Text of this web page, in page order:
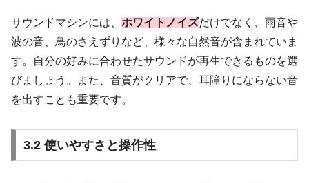
サウンドマシンには、 ホワイトノイズだけでなく、雨音や
波の音、鳥のさえずりなど、様々な自然音が含まれていま
す。自分の好みに合わせたサウンドが再生できるものを選
びましょう。また、音質がクリアで、耳障りにならない音
を出すことも重要です。
3.2 使いやすさと操作性